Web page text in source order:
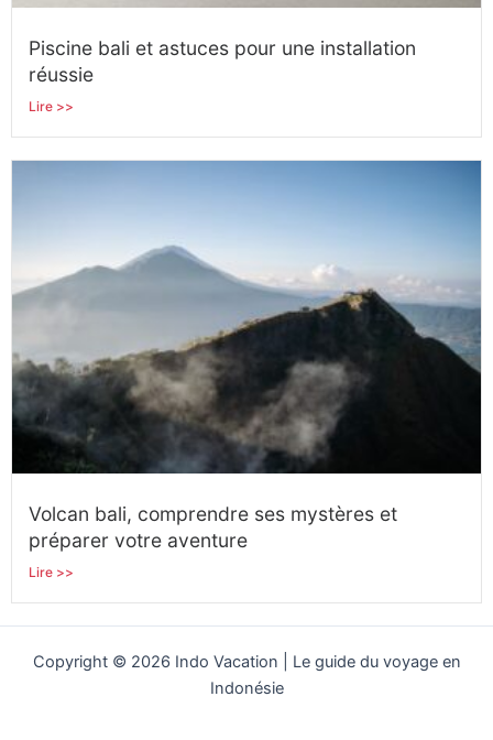
Piscine bali et astuces pour une installation
réussie
Lire >>
Volcan bali, comprendre ses mystères et
préparer votre aventure
Lire >>
Copyright © 2026 Indo Vacation | Le guide du voyage en
Indonésie